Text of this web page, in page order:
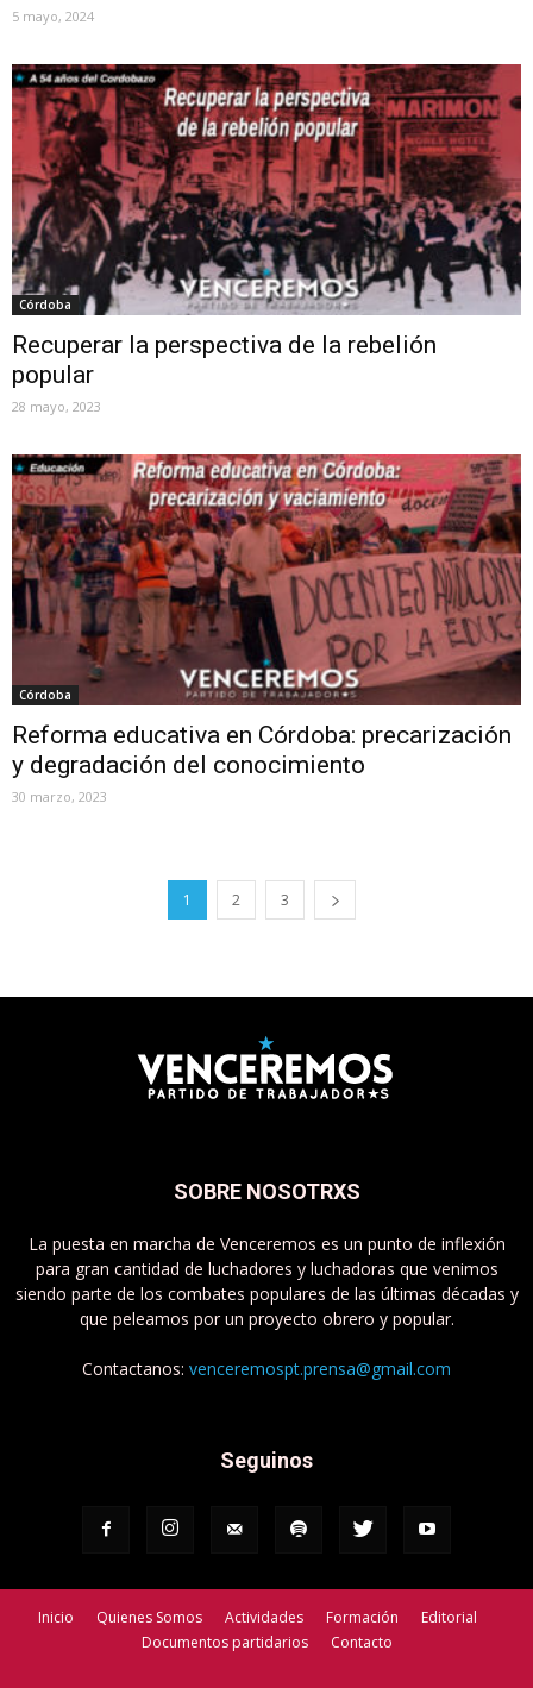
5 mayo, 2024
Córdoba
Recuperar la perspectiva de la rebelión
popular
28 mayo, 2023
Córdoba
Reforma educativa en Córdoba: precarización
y degradación del conocimiento
30 marzo, 2023
1 2 3
SOBRE NOSOTRXS
La puesta en marcha de Venceremos es un punto de inflexión
para gran cantidad de luchadores y luchadoras que venimos
siendo parte de los combates populares de las últimas décadas y
que peleamos por un proyecto obrero y popular.
Contactanos: venceremospt.prensa@gmail.com
Seguinos
Inicio Quienes Somos Actividades Formación
Editorial
Documentos partidarios
Contacto